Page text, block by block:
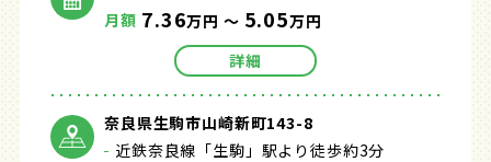
月額 7.36万円 ～ 5.05万円
詳細
奈良県生駒市山崎新町143-8
近鉄奈良線「生駒」駅より徒歩約3分